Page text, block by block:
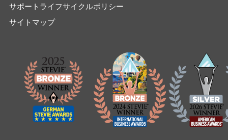
サポートライフサイクルポリシー
サイトマップ